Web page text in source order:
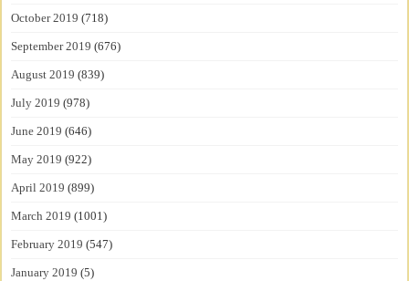
October 2019 (718)
September 2019 (676)
August 2019 (839)
July 2019 (978)
June 2019 (646)
May 2019 (922)
April 2019 (899)
March 2019 (1001)
February 2019 (547)
January 2019 (5)